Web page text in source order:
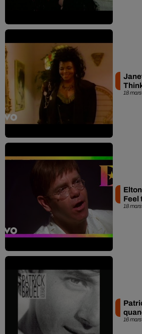
18
18
Feel
16